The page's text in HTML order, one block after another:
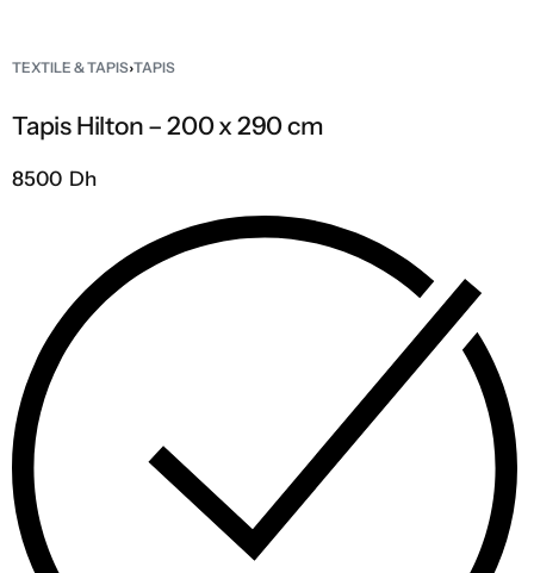
TEXTILE & TAPIS›TAPIS
Tapis Hilton – 200 x 290 cm
8500 Dh